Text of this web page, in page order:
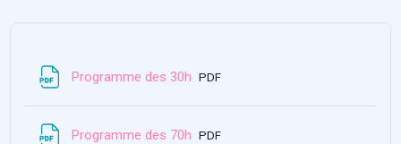
Programme des 30h แหล่งข้อมูล
PDF
Programme des 70h แหล่งข้อมูล
PDF